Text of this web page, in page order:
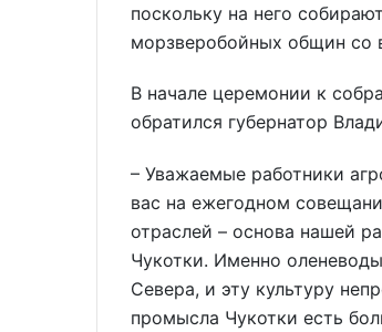
поскольку на него
морзверобойных общин со
В начале церемонии к
обратился губернатор
– Уважаемые работники
вас на ежегодном
отраслей – основа нашей
Чукотки. Именно
Севера, и эту культуру
промысла Чукотки есть